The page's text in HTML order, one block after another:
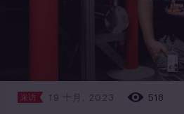
采访 19 十月, 2023 518